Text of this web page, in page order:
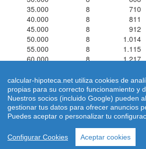
35.000
8
710
40.000
8
811
45.000
8
912
50.000
8
1.014
55.000
8
1.115
60.000
8 1.217
Simuladores de Préstamos ® 2026
Calcular letra de hipoteca|Revisar hipoteca
|Política de Cookies | Email:
calcular-hipoteca.net utiliza cookies de
propias para su correcto funcionamiento y
Nuestros socios (incluido Google) pueden
gestionar tus datos para ofrecer anuncios
Puedes aceptar o personalizar tu
Configurar Cookies Aceptar cookies